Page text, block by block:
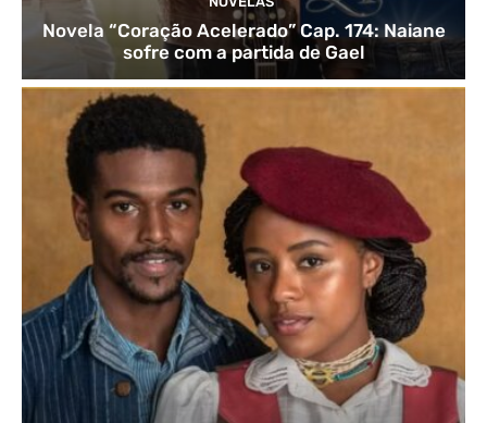
Novela “Coração Acelerado” Cap. 174: Naiane
sofre com a partida de Gael